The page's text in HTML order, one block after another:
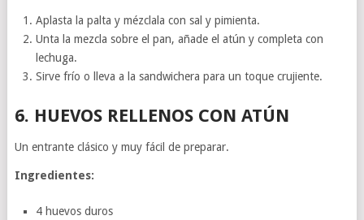
Aplasta la palta y mézclala con sal y pimienta.
Unta la mezcla sobre el pan, añade el atún y completa con
lechuga.
Sirve frío o lleva a la sandwichera para un toque crujiente.
6. HUEVOS RELLENOS CON ATÚN
Un entrante clásico y muy fácil de preparar.
Ingredientes:
4 huevos duros